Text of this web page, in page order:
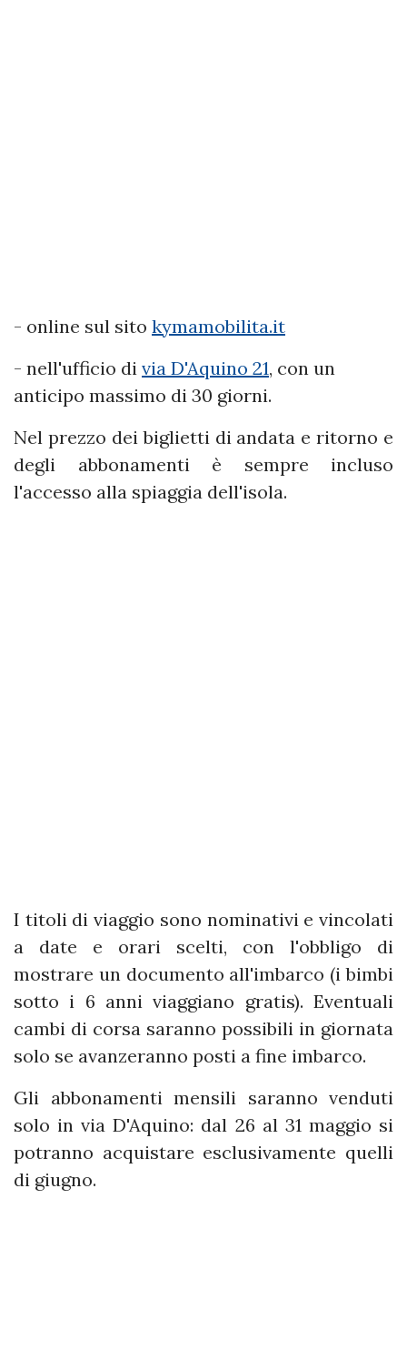
- online sul sito kymamobilita.it
- nell'ufficio di via D'Aquino 21, con un
anticipo massimo di 30 giorni.
Nel prezzo dei biglietti di andata e ritorno e
degli abbonamenti è sempre incluso
l'accesso alla spiaggia dell'isola.
I titoli di viaggio sono nominativi e vincolati
a date e orari scelti, con l'obbligo di
mostrare un documento all'imbarco (i bimbi
sotto i 6 anni viaggiano gratis). Eventuali
cambi di corsa saranno possibili in giornata
solo se avanzeranno posti a fine imbarco.
Gli abbonamenti mensili saranno venduti
solo in via D'Aquino: dal 26 al 31 maggio si
potranno acquistare esclusivamente quelli
di giugno.